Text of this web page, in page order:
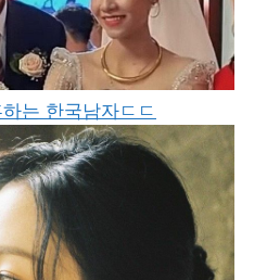
는 한국남자ㄷㄷ